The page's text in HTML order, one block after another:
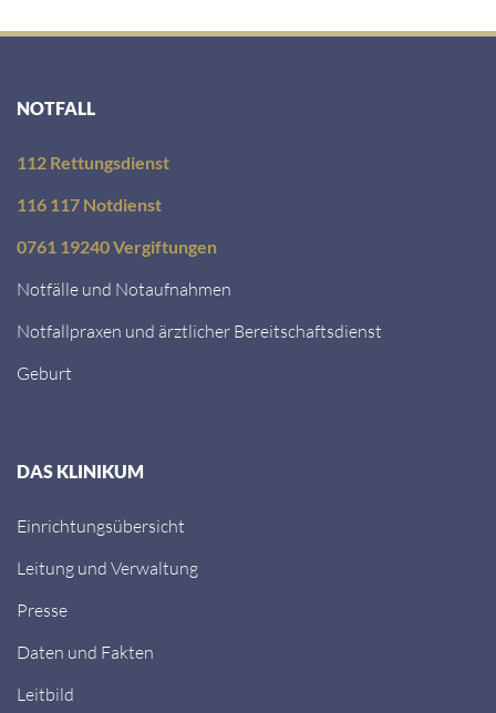
NOTFALL
112 Rettungsdienst
116 117 Notdienst
0761 19240 Vergiftungen
Notfälle und Notaufnahmen
Notfallpraxen und ärztlicher Bereitschaftsdienst
Geburt
DAS KLINIKUM
Einrichtungsübersicht
Leitung und Verwaltung
Presse
Daten und Fakten
Leitbild